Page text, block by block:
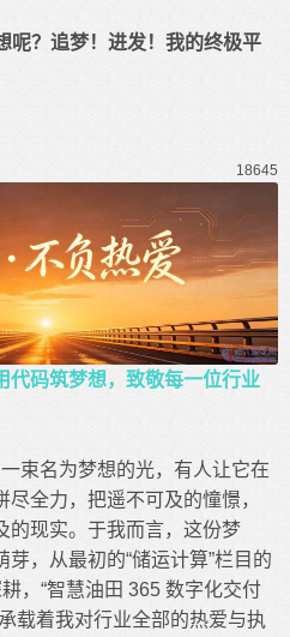
呢？追梦！进发！我的终极平
18645
码筑梦想，致敬每一位行业
束名为梦想的光，有人让它在
全力，把遥不可及的憧憬，
的现实。于我而言，这份梦
，从最初的“储运计算”栏目的
，“智慧油田 365 数字化交付
载着我对行业全部的热爱与执